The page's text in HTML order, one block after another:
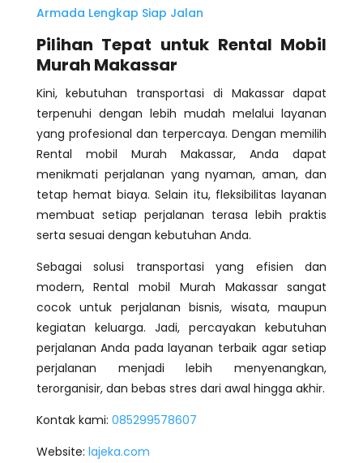
Armada Lengkap Siap Jalan
Pilihan Tepat untuk Rental Mobil
Murah Makassar
Kini, kebutuhan transportasi di Makassar dapat
terpenuhi dengan lebih mudah melalui layanan
yang profesional dan terpercaya. Dengan memilih
Rental mobil Murah Makassar, Anda dapat
menikmati perjalanan yang nyaman, aman, dan
tetap hemat biaya. Selain itu, fleksibilitas layanan
membuat setiap perjalanan terasa lebih praktis
serta sesuai dengan kebutuhan Anda.
Sebagai solusi transportasi yang efisien dan
modern, Rental mobil Murah Makassar sangat
cocok untuk perjalanan bisnis, wisata, maupun
kegiatan keluarga. Jadi, percayakan kebutuhan
perjalanan Anda pada layanan terbaik agar setiap
perjalanan menjadi lebih menyenangkan,
terorganisir, dan bebas stres dari awal hingga akhir.
Kontak kami: 085299578607
Website: lajeka.com